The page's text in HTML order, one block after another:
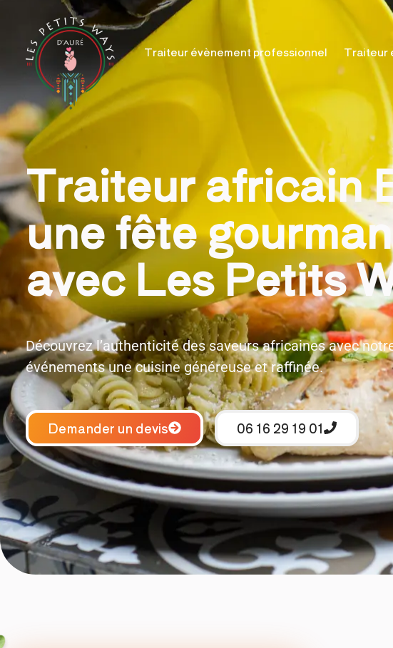
Traiteur évènement professionnel Traiteur
Traiteur africain
une fête
avec Les Petits
Découvrez l’authenticité des saveurs africaines avec
événements une cuisine généreuse et raffinée.
Demander un devis 06 16 29 19 01